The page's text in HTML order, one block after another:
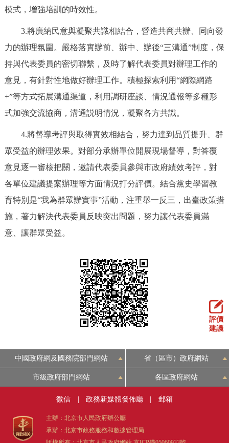
模式，增強培訓的時效性。
3.將廣納民意與凝聚共識相結合，營造共商共辦、同向發
力的辦理氛圍。嚴格落實辦前、辦中、辦後“三溝通”制度，保
持與代表委員的密切聯繫，及時了解代表委員對辦理工作的
意見，有針對性地做好辦理工作。積極探索利用“網際網路
+”等方式拓展溝通渠道，利用調研座談、情況通報等多種形
式加強交流協商，溝通説明情況，凝聚各方共識。
4.將督導考評與取得實效相結合，努力達到品質提升、群
眾受益的辦理效果。對部分承辦單位開展現場督導，對答覆
意見逐一審核把關，邀請代表委員參與市政府績效考評，對
各單位建議提案辦理等方面情況打分評價。結合黨史學習教
育特別是“我為群眾辦實事”活動，注重舉一反三，出臺政策措
施，著力解決代表委員反映突出問題，努力讓代表委員滿
意、讓群眾受益。
評價
建議
中國政府網及國務院部門網站 省（區市）政府網站
市級政府部門網站 各區政府網站
微信 政務新媒體發佈廳 郵箱
主辦：北京市人民政府辦公廳
承辦：北京市政務服務和數據管理局